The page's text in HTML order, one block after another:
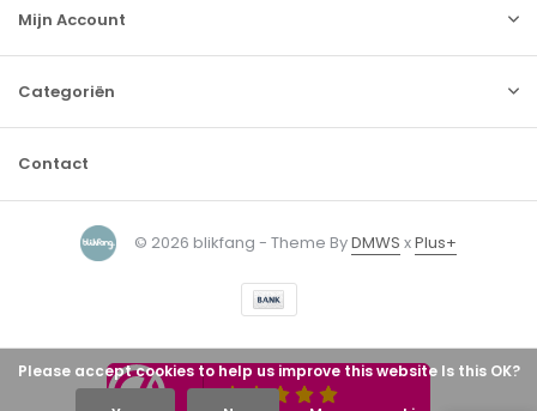
Mijn Account
Categoriën
Contact
© 2026 blikfang - Theme ByDMWS xPlus+
Please accept cookies to help us improve this website Is this OK?